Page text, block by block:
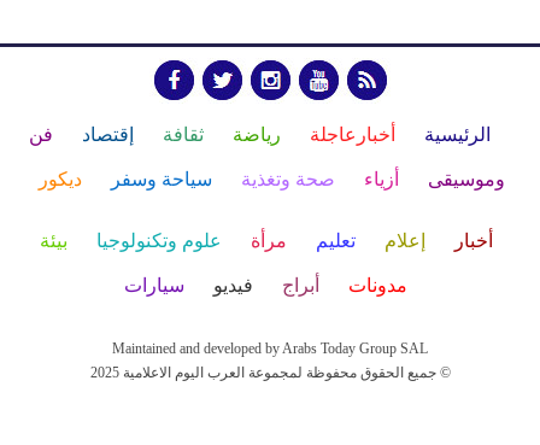
الرئيسية أخبارعاجلة رياضة ثقافة إقتصاد فن
وموسيقى أزياء صحة وتغذية سياحة وسفر ديكور
أخبار إعلام تعليم مرأة علوم وتكنولوجيا بيئة
مدونات أبراج فيديو سيارات
Maintained and developed by Arabs Today Group SAL
جميع الحقوق محفوظة لمجموعة العرب اليوم الاعلامية 2025 ©